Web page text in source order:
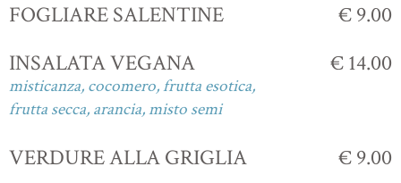
FOGLIARE SALENTINE
€ 9.00
INSALATA VEGANA
misticanza, cocomero, frutta esotica,
frutta secca, arancia, misto semi
€ 14.00
VERDURE ALLA GRIGLIA € 9.00